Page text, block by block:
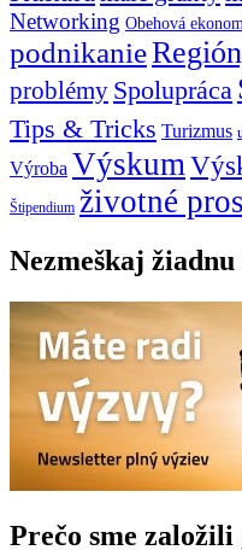
Networking Obehová
podnikanie
problémy Spolupráca
Tips & Tricks Turizmus
Výroba Výskum
Štipendium životné
Nezmeškaj žiadnu
Prečo sme